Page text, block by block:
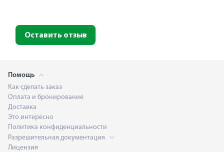
Оставить отзыв
Помощь
Как сделать заказ
Оплата и бронирование
Доставка
Это интересно
Политика конфиденциальности
Разрешительная документация
Лицензия